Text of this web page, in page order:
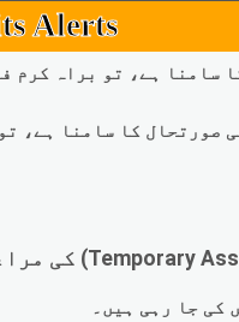
Alerts
سامنا ہے، تو براہ کرم
سامنا ہے، تو براہ کرم 911